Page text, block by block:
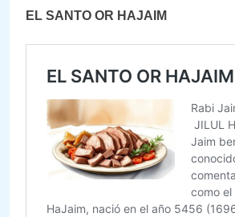
EL SANTO OR HAJAIM